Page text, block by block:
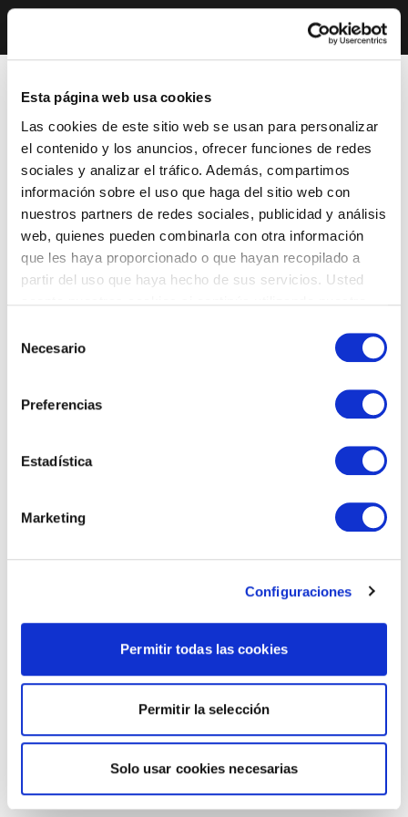
Esta página web usa cookies
Las cookies de este sitio web se usan para personalizar
el contenido y los anuncios, ofrecer funciones de redes
sociales y analizar el tráfico. Además, compartimos
información sobre el uso que haga del sitio web con
nuestros partners de redes sociales, publicidad y análisis
web, quienes pueden combinarla con otra información
que les haya proporcionado o que hayan recopilado a
partir del uso que haya hecho de sus servicios. Usted
Necesario
Preferencias
Estadística
Marketing
Configuraciones
Permitir todas las cookies
Permitir la selección
Solo usar cookies necesarias